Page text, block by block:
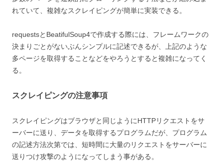
れていて、複雑なスクレイピングが簡単に実装できる。
requestsとBeatifulSoup4で作成する際には、フレームワークの
決まりごとがないぶんシンプルに記述できるが、上記のような
多ページを取得することなどをやろうとすると複雑になってく
る。
スクレイピングの注意事項
スクレイピングはブラウザと同じようにHTTPリクエストをサ
ーバーに送り、データを取得するプログラムだが、プログラム
の記述方法次第では、短時間に大量のリクエストをサーバーに
送りつけ攻撃のようになってしまう事がある。